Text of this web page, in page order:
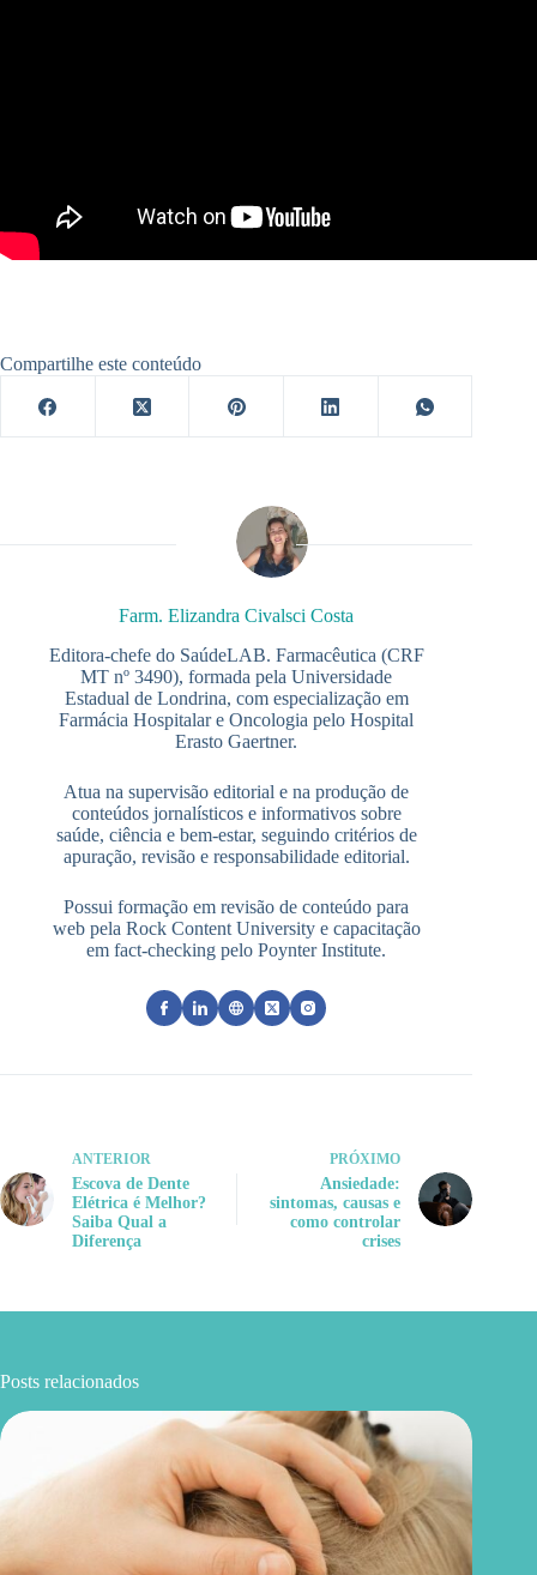
Compartilhe este conteúdo
Farm. Elizandra Civalsci Costa
Editora-chefe do SaúdeLAB. Farmacêutica (CRF
MT nº 3490), formada pela Universidade
Estadual de Londrina, com especialização em
Farmácia Hospitalar e Oncologia pelo Hospital
Erasto Gaertner.
Atua na supervisão editorial e na produção de
conteúdos jornalísticos e informativos sobre
saúde, ciência e bem-estar, seguindo critérios de
apuração, revisão e responsabilidade editorial.
Possui formação em revisão de conteúdo para
web pela Rock Content University e capacitação
em fact-checking pelo Poynter Institute.
ANTERIOR
Escova de Dente
Elétrica é Melhor?
Saiba Qual a
Diferença
PRÓXIMO
Ansiedade:
sintomas, causas e
como controlar
crises
Posts relacionados